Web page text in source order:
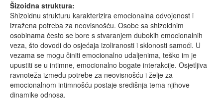
Šizoidna struktura:
Shizoidnu strukturu karakterizira emocionalna odvojenost i
izražena potreba za neovisnošću. Osobe sa shizoidnim
osobinama često se bore s stvaranjem dubokih emocionalnih
veza, što dovodi do osjećaja izoliranosti i sklonosti samoći. U
vezama se mogu činiti emocionalno udaljenima, teško im je
upustiti se u intimne, emocionalno bogate interakcije. Osjetljiva
ravnoteža između potrebe za neovisnošću i želje za
emocionalnom intimnošću postaje središnja tema njihove
dinamike odnosa.